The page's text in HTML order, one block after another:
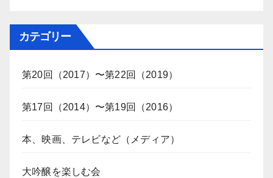
カテゴリー
第20回（2017）〜第22回（2019）
第17回（2014）〜第19回（2016）
本、映画、テレビなど（メディア）
大吟醸を楽しむ会